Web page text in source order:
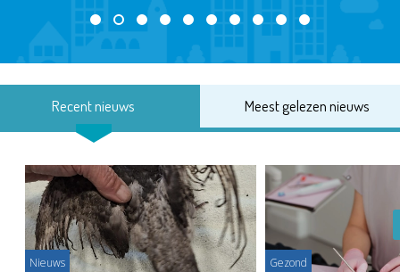
Recent nieuws Meest gelezen nieuws
Nieuws Gezond